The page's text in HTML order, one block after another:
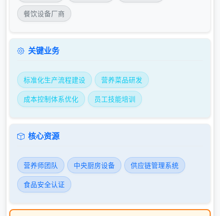
餐饮设备厂商
关键业务
标准化生产流程建设 营养菜品研发
成本控制体系优化 员工技能培训
核心资源
营养师团队 中央厨房设备 供应链管理系统
食品安全认证